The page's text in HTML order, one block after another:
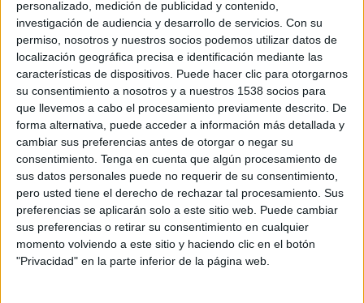
personalizado, medición de publicidad y contenido,
investigación de audiencia y desarrollo de servicios. Con su
permiso, nosotros y nuestros socios podemos utilizar datos de
localización geográfica precisa e identificación mediante las
características de dispositivos. Puede hacer clic para otorgarnos
su consentimiento a nosotros y a nuestros 1538 socios para
que llevemos a cabo el procesamiento previamente descrito. De
forma alternativa, puede acceder a información más detallada y
cambiar sus preferencias antes de otorgar o negar su
consentimiento. Tenga en cuenta que algún procesamiento de
sus datos personales puede no requerir de su consentimiento,
pero usted tiene el derecho de rechazar tal procesamiento. Sus
preferencias se aplicarán solo a este sitio web. Puede cambiar
sus preferencias o retirar su consentimiento en cualquier
momento volviendo a este sitio y haciendo clic en el botón
"Privacidad" en la parte inferior de la página web.
Proyecto: Reposicionamiento de marca
Agencia: &Rosás
Director creativo ejecutivo: Isahac Oliver
Head of art: Xavi Mauri
Copy: María Cerdán
Arte: Albert Morera
Dirección de cuentas: Juan Badilla
Ejecución de cuentas: Patricia Tormo